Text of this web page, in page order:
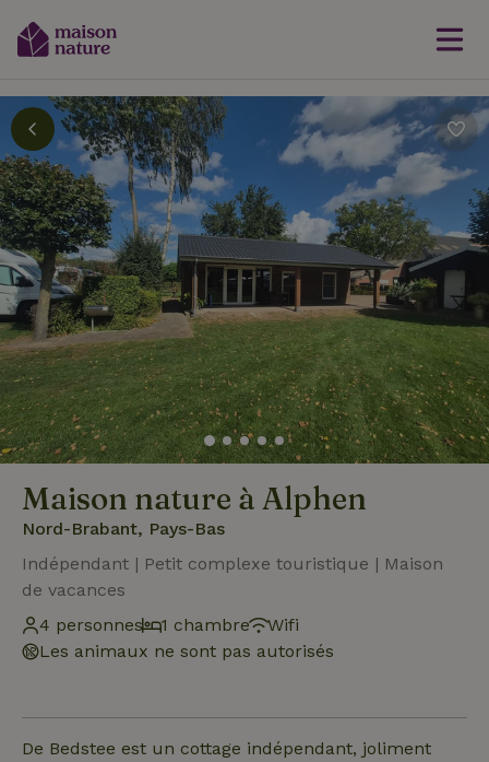
Maison nature à Alphen
Nord-Brabant, Pays-Bas
Indépendant | Petit complexe touristique | Maison
de vacances
4 personnes
1 chambre
Wifi
Les animaux ne sont pas autorisés
De Bedstee est un cottage indépendant, joliment